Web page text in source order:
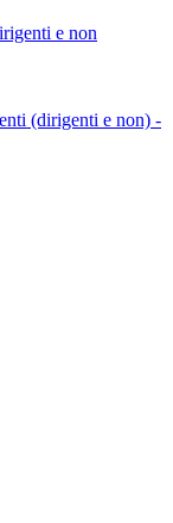
e non
(dirigenti e non) -